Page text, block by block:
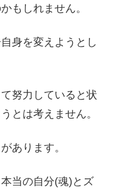
もしれません。
身を変えようとし
努力していると状
とは考えません。
あります。
当の自分(魂)とズ